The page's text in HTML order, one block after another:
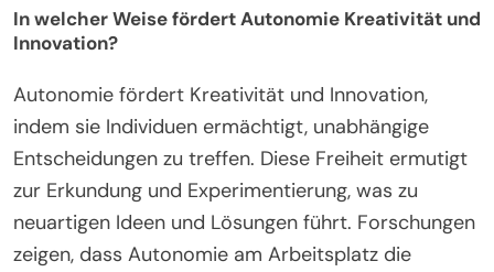
In welcher Weise fördert Autonomie Kreativität und
Innovation?
Autonomie fördert Kreativität und Innovation,
indem sie Individuen ermächtigt, unabhängige
Entscheidungen zu treffen. Diese Freiheit ermutigt
zur Erkundung und Experimentierung, was zu
neuartigen Ideen und Lösungen führt. Forschungen
zeigen, dass Autonomie am Arbeitsplatz die